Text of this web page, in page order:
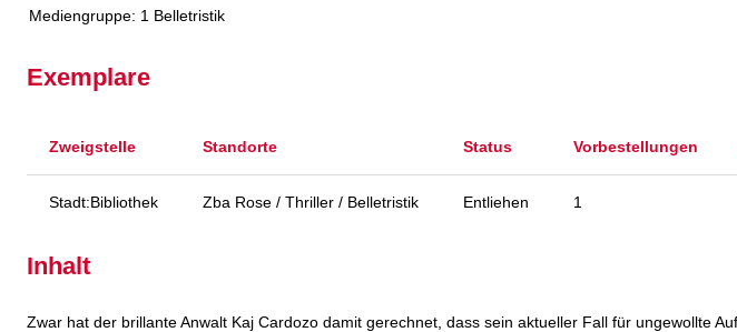
Mediengruppe: 1 Belletristik
Exemplare
Zweigstelle Standorte Status Vorbestellungen
Stadt:Bibliothek Zba Rose / Thriller / Belletristik Entliehen 1
Inhalt
Zwar hat der brillante Anwalt Kaj Cardozo damit gerechnet, dass sein aktueller Fall für ungewollte